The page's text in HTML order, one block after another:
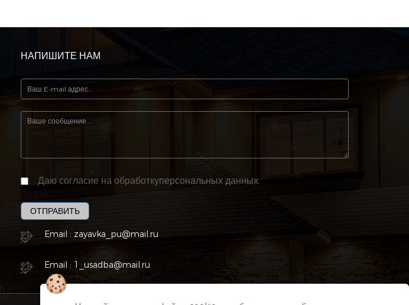
НАПИШИТЕ НАМ
Даю согласие на обработкуперсональных данных.
ОТПРАВИТЬ
Email : zayavka_pu@mail.ru
Email : 1_usadba@mail.ru